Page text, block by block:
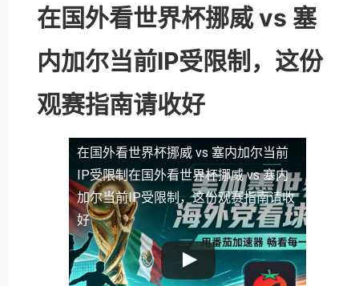
在国外看世界杯挪威 vs 塞
内加尔当前IP受限制，这份
观赛指南请收好
在国外看世界杯挪威 vs 塞内加尔当前
IP受限制在国外看世界杯挪威 vs 塞内
加尔当前IP受限制，这份观赛指南请收
好